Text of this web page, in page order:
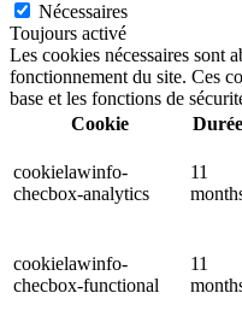
Nécessaires
Toujours activé
Les cookies nécessaires sont
fonctionnement du site. Ces
base et les fonctions de
Cookie
Durée
cookielawinfo-
checbox-analytics
11
cookielawinfo-
checbox-functional
11